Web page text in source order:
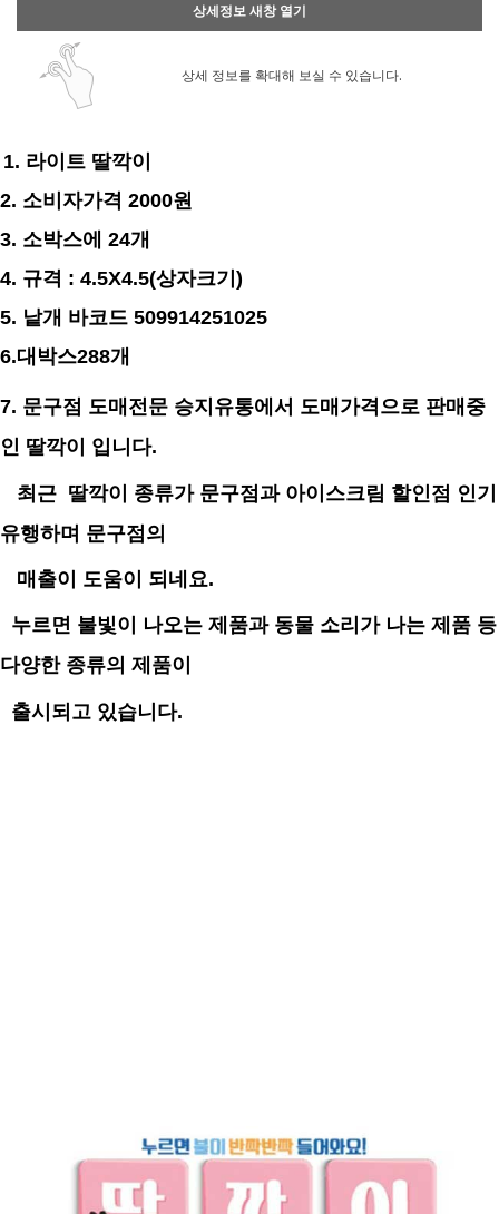
상세정보 새창 열기
상세 정보를 확대해 보실 수 있습니다.
1. 라이트 딸깍이
2. 소비자가격 2000원
3. 소박스에 24개
4. 규격 : 4.5X4.5(상자크기)
5. 낱개 바코드 509914251025
6.대박스288개
7. 문구점 도매전문 승지유통에서 도매가격으로 판매중
인 딸깍이 입니다.
최근 딸깍이 종류가 문구점과 아이스크림 할인점 인기
유행하며 문구점의
매출이 도움이 되네요.
누르면 불빛이 나오는 제품과 동물 소리가 나는 제품 등
다양한 종류의 제품이
출시되고 있습니다.